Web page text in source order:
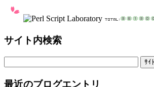
サイト内検索
最近のブログエントリ